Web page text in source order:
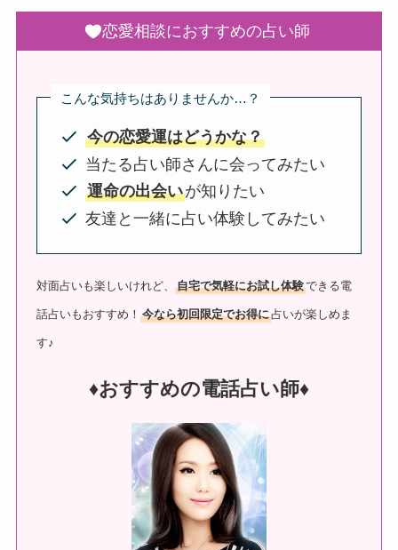
恋愛相談におすすめの占い師
こんな気持ちはありませんか…？
今の恋愛運はどうかな？
当たる占い師さんに会ってみたい
運命の出会いが知りたい
友達と一緒に占い体験してみたい
対面占いも楽しいけれど、自宅で気軽にお試し体験できる電
話占いもおすすめ！今なら初回限定でお得に占いが楽しめま
す♪
♦︎おすすめの電話占い師♦︎